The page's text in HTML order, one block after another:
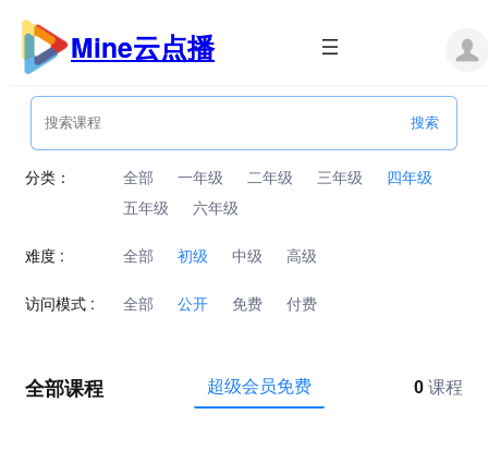
跳
内
Mine云点播
分类： 全部 一年级 二年级 三年级
四年级
五年级
六年级
难度 : 全部 初级 中级 高级
访问模式 : 全部 公开 免费 付费
全部课程 超级会员免费 0 课程